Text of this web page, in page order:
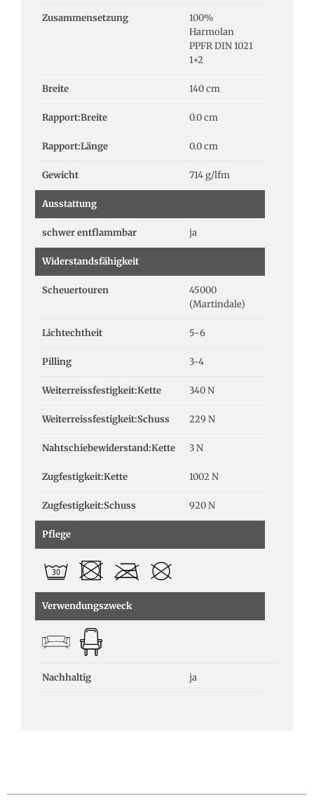
Zusammensetzung
100%
Harmolan
PPFR DIN 1021
1+2
Breite 140 cm
Rapport:Breite 0.0 cm
Rapport:Länge 0.0 cm
Gewicht 714 g/lfm
Ausstattung
schwer entflammbar ja
Widerstandsfähigkeit
Scheuertouren
45000
(Martindale)
Lichtechtheit 5-6
Pilling 3-4
Weiterreissfestigkeit:Kette 340 N
Weiterreissfestigkeit:Schuss 229 N
Nahtschiebewiderstand:Kette 3 N
Zugfestigkeit:Kette 1002 N
Zugfestigkeit:Schuss 920 N
Pflege
Verwendungszweck
Nachhaltig ja